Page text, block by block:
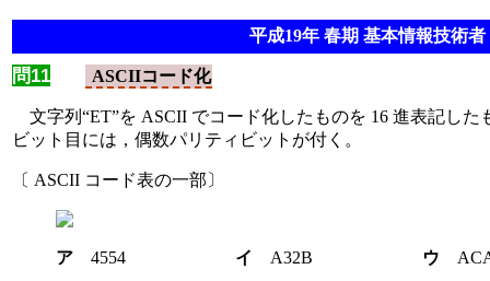
平成19年 春期 基本情報技術者
問11 ASCIIコード化
文字列“ET”を ASCII でコード化したものを 16 進表記し
ビット目には，偶数パリティビットが付く。
〔 ASCII コード表の一部〕
ア 4554 イ A32B ウ